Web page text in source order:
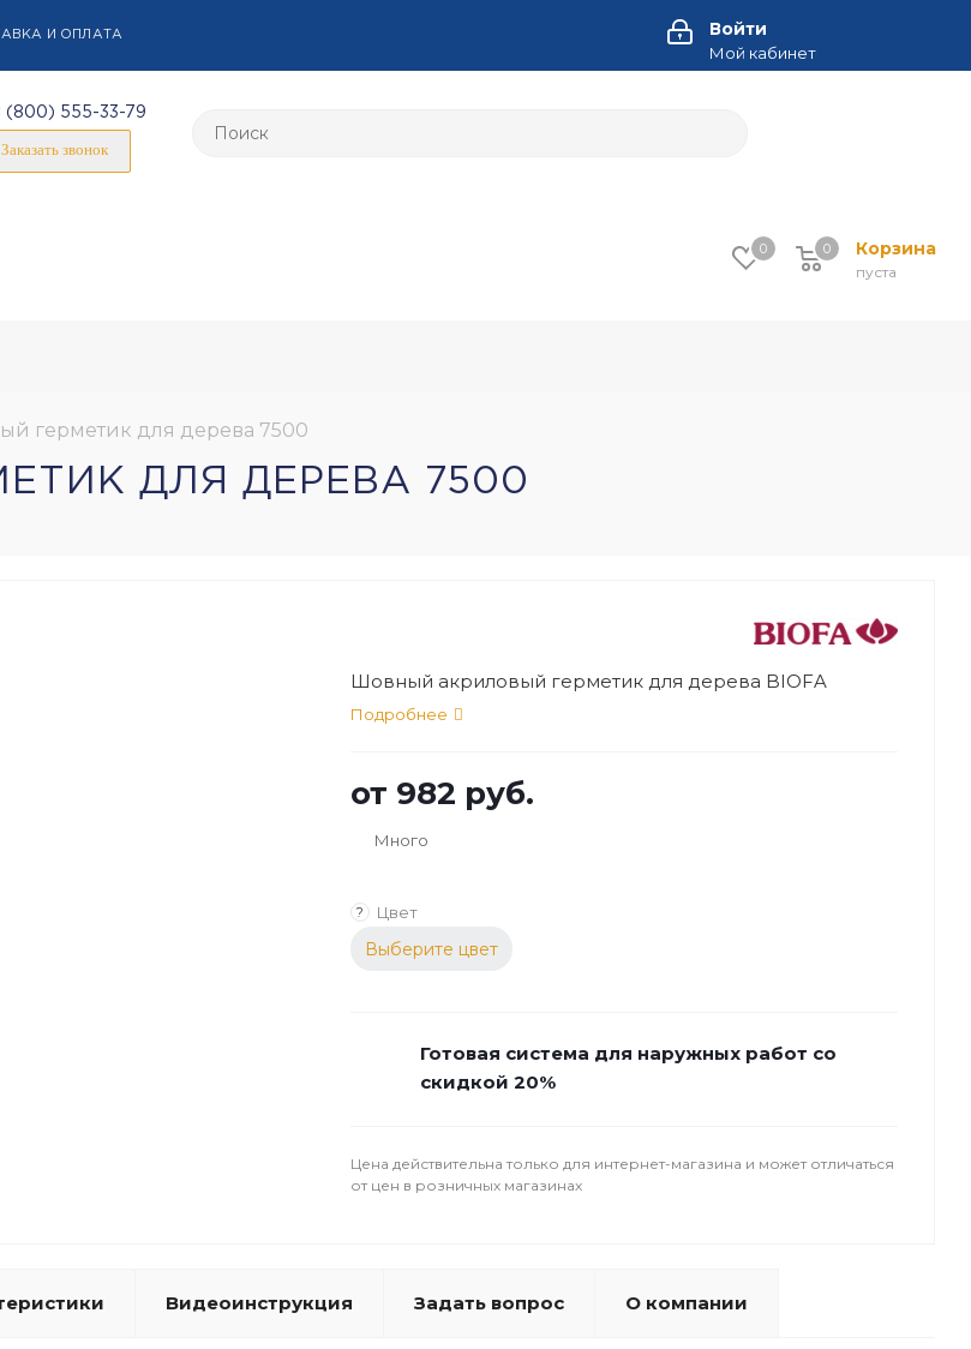
И ОПЛАТА Войти
Мой кабинет
(800) 555-33-79
Заказать звонок
0 Корзина
пуста
0
герметик для дерева 7500
ДЛЯ ДЕРЕВА 7500
Шовный акриловый герметик для дерева BIOFA
Подробнее
от 982 руб.
Много
? Цвет
Выберите цвет
Готовая система для наружных работ со
скидкой 20%
Цена действительна только для интернет-магазина и может отличаться
от цен в розничных магазинах
Видеоинструкция Задать вопрос О компании